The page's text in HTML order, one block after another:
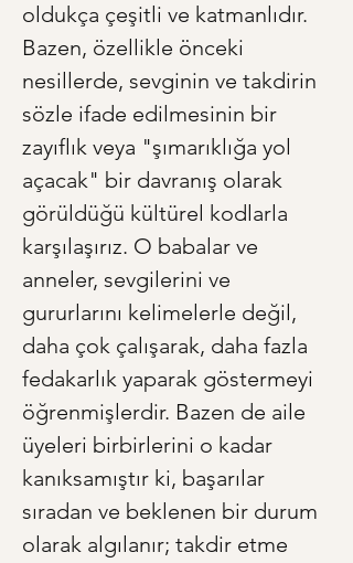
oldukça çeşitli ve katmanlıdır.
Bazen, özellikle önceki
nesillerde, sevginin ve takdirin
sözle ifade edilmesinin bir
zayıflık veya "şımarıklığa yol
açacak" bir davranış olarak
görüldüğü kültürel kodlarla
karşılaşırız. O babalar ve
anneler, sevgilerini ve
gururlarını kelimelerle değil,
daha çok çalışarak, daha fazla
fedakarlık yaparak göstermeyi
öğrenmişlerdir. Bazen de aile
üyeleri birbirlerini o kadar
kanıksamıştır ki, başarılar
sıradan ve beklenen bir durum
olarak algılanır; takdir etme